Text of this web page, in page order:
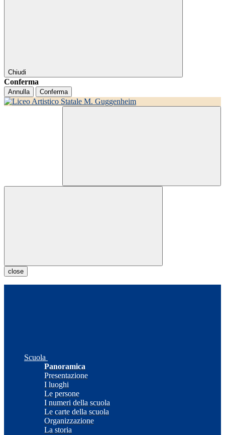
Chiudi
Conferma
Annulla Conferma
close
Scuola
Panoramica
Presentazione
I luoghi
Le persone
I numeri della scuola
Le carte della scuola
Organizzazione
La storia